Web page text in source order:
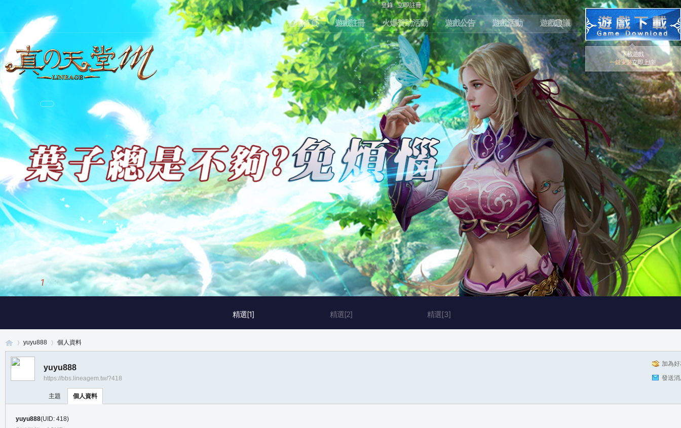
登錄 立即註冊
論壇首頁 遊戲註冊 火爆贊助活動 遊戲公告 遊戲活動 遊戲建議
下載遊戲
一鍵安裝立即上線!
精選[1] 精選[2] 精選[3]
1 / 3
yuyu888 個人資料
加為
發送
yuyu888
https://bbs.lineagem.tw/?418
主題 個人資料
yuyu888(UID: 418)